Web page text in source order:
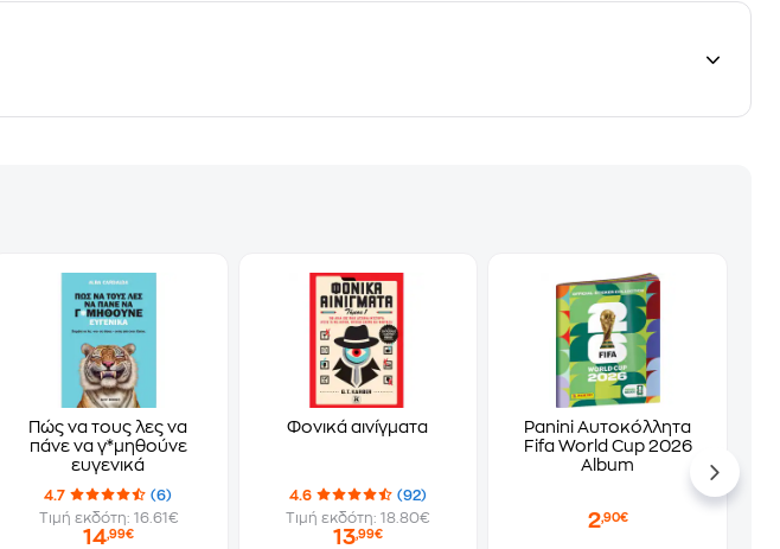
Πώς να τους λες να
πάνε να γ*μηθούνε
ευγενικά
4.7
(6)
Τιμή εκδότη: 16.61€
14,99€
Φονικά αινίγματα
4.6
(92)
Τιμή εκδότη: 18.80€
13,99€
Panini Αυτοκόλλητα
Fifa World Cup 2026
Album
2,90€